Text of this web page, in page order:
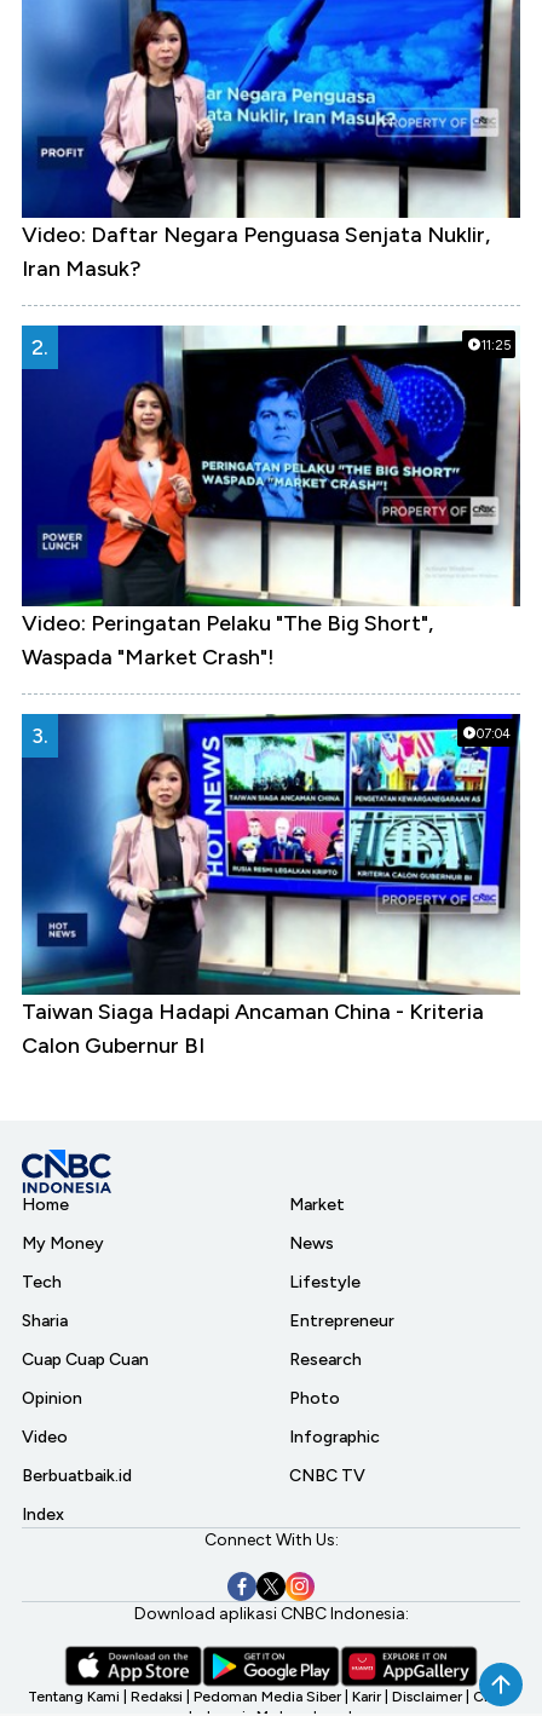
Video: Daftar Negara Penguasa Senjata Nuklir,
Iran Masuk?
11:25
2.
Video: Peringatan Pelaku "The Big Short",
Waspada "Market Crash"!
07:04
3.
Taiwan Siaga Hadapi Ancaman China - Kriteria
Calon Gubernur BI
Home
My Money
Tech
Sharia
Cuap Cuap Cuan
Opinion
Video
Berbuatbaik.id
Index
Market
News
Lifestyle
Entrepreneur
Research
Photo
Infographic
CNBC TV
Connect With Us:
Download aplikasi CNBC Indonesia:
Tentang Kami Redaksi Pedoman Media Siber Karir Disclaimer CNBC